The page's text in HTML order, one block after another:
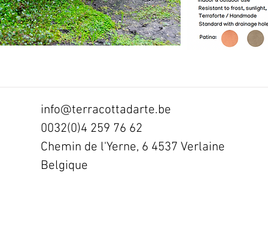
info@terracottadarte.be
0032(0)4 259 76 62
Chemin de l'Yerne, 6 4537 Verlaine
Belgique